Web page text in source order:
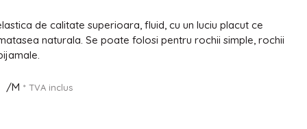
de calitate superioara, fluid, cu un luciu placut ce
naturala. Se poate folosi pentru rochii simple, rochii
/M * TVA inclus